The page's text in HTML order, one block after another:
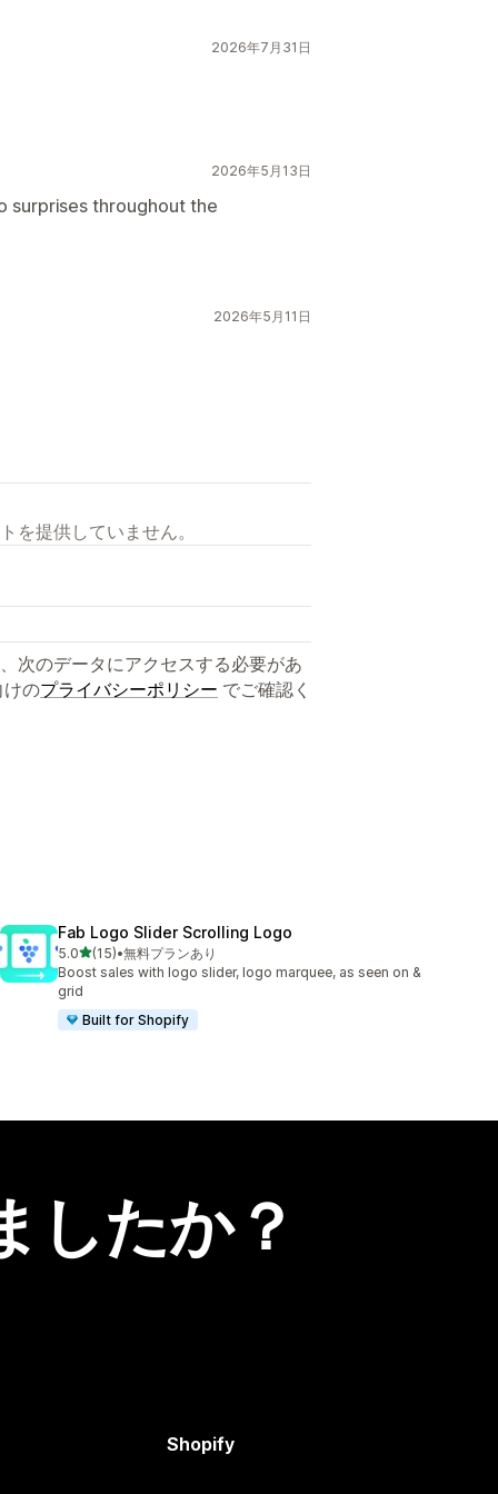
2026年7月31日
2026年5月13日
surprises throughout the
2026年5月11日
を提供していません。
次のデータにアクセスする必要があ
けのプライバシーポリシー でご確認く
Fab Logo Slider Scrolling Logo
5.05つ星中
(15)
合計レビュー数：15件
•無料プランあり
Boost sales with logo slider, logo marquee, as seen on &
grid
Built for Shopify
したか？
Shopify